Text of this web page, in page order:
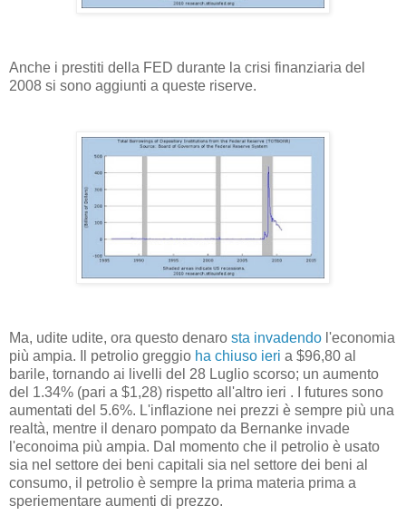
Anche i prestiti della FED durante la crisi finanziaria del
2008 si sono aggiunti a queste riserve.
Ma, udite udite, ora questo denaro sta invadendo l'economia
più ampia. Il petrolio greggio ha chiuso ieri a $96,80 al
barile, tornando ai livelli del 28 Luglio scorso; un aumento
del 1.34% (pari a $1,28) rispetto all'altro ieri . I futures sono
aumentati del 5.6%. L'inflazione nei prezzi è sempre più una
realtà, mentre il denaro pompato da Bernanke invade
l'econoima più ampia. Dal momento che il petrolio è usato
sia nel settore dei beni capitali sia nel settore dei beni al
consumo, il petrolio è sempre la prima materia prima a
speriementare aumenti di prezzo.